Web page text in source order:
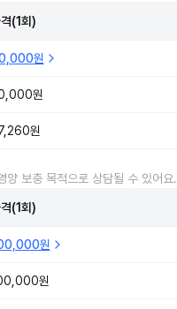
(1회)
원
원
원
양 보충 목적으로 상담될 수 있어요.
(1회)
원
원